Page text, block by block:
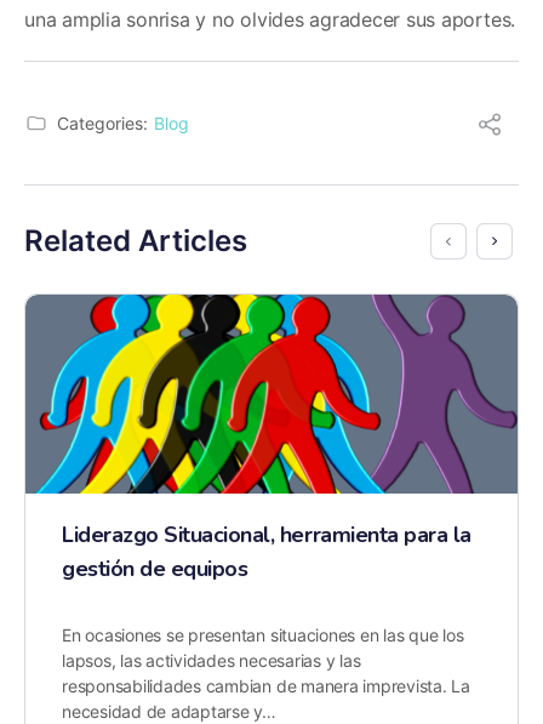
una amplia sonrisa y no olvides agradecer sus aportes.
Categories: Blog
Related Articles
Liderazgo Situacional, herramienta para la
gestión de equipos
En ocasiones se presentan situaciones en las que los
lapsos, las actividades necesarias y las
responsabilidades cambian de manera imprevista. La
necesidad de adaptarse y…